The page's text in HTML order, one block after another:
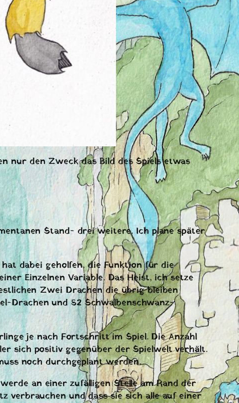
nur den Zweck das Bild des Spiels etwas
Stand- drei weitere. Ich plane später
dabei geholfen, die Funktion für die
Einzelnen Variable. Das Heist, ich setze
Zwei Drachen die übrig bleiben
Drachen und 52 Schwalbenschwanz-
je nach Fortschritt im Spiel. Die Anzahl
sich positiv gegenüber der Spielwelt verhält.
noch durchgeplant werden.
an einer zufälligen Stelle am Rand der
verbrauchen und dass sie sich alle auf einer